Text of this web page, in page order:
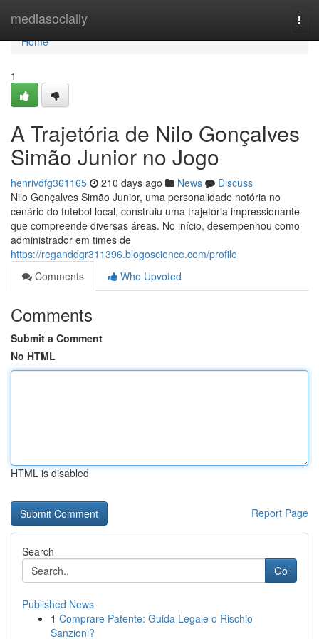
mediasocially
Home
Home
1
A Trajetória de Nilo Gonçalves
Simão Junior no Jogo
henrivdfg361165 210 days ago News
Discuss
Nilo Gonçalves Simão Junior, uma personalidade notória no
cenário do futebol local, construiu uma trajetória impressionante
que compreende diversas áreas. No início, desempenhou como
administrador em times de
https://reganddgr311396.blogoscience.com/profile
Comments
Who Upvoted
Comments
Submit a Comment
No HTML
HTML is disabled
Report Page
Search
Go
Published News
1 Comprare Patente: Guida Legale o Rischio
Sanzioni?